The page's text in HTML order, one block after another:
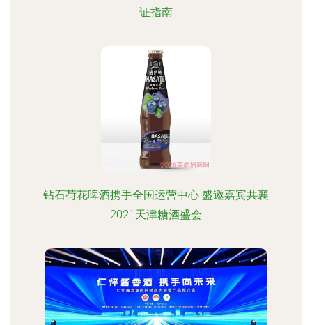
证指南
钻石荷花啤酒携手全国运营中心 盛邀嘉宾共襄
2021天津糖酒盛会